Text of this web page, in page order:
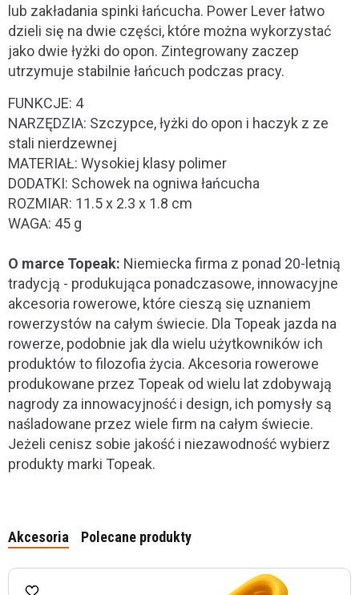
lub zakładania spinki łańcucha. Power Lever łatwo
dzieli się na dwie części, które można wykorzystać
jako dwie łyżki do opon. Zintegrowany zaczep
utrzymuje stabilnie łańcuch podczas pracy.
FUNKCJE: 4
NARZĘDZIA: Szczypce, łyżki do opon i haczyk z ze
stali nierdzewnej
MATERIAŁ: Wysokiej klasy polimer
DODATKI: Schowek na ogniwa łańcucha
ROZMIAR: 11.5 x 2.3 x 1.8 cm
WAGA: 45 g
O marce Topeak: Niemiecka firma z ponad 20-letnią
tradycją - produkująca ponadczasowe, innowacyjne
akcesoria rowerowe, które cieszą się uznaniem
rowerzystów na całym świecie. Dla Topeak jazda na
rowerze, podobnie jak dla wielu użytkowników ich
produktów to filozofia życia. Akcesoria rowerowe
produkowane przez Topeak od wielu lat zdobywają
nagrody za innowacyjność i design, ich pomysły są
naśladowane przez wiele firm na całym świecie.
Jeżeli cenisz sobie jakość i niezawodność wybierz
produkty marki Topeak.
Akcesoria Polecane produkty